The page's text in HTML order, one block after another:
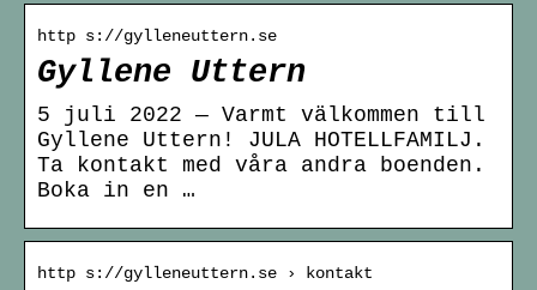
http s://gylleneuttern.se
Gyllene Uttern
5 juli 2022 — Varmt välkommen till
Gyllene Uttern! JULA HOTELLFAMILJ.
Ta kontakt med våra andra boenden.
Boka in en …
http s://gylleneuttern.se › kontakt